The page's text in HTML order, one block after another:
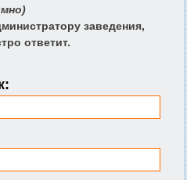
заведения,
ответит.